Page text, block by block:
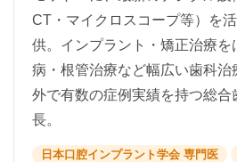
CT・マイクロスコープ等）を
供。インプラント・矯正治療を
病・根管治療など幅広い歯科治
外で有数の症例実績を持つ総合
長。
日本口腔インプラント学会 専門医